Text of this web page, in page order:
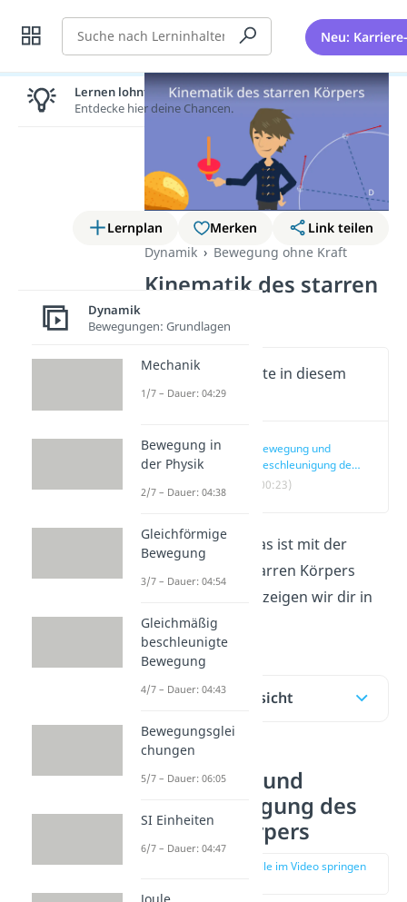
Suche Neu:
Lernplan Merken
Link teilen
Dynamik
Bewegung ohne Kraft
Kinematik des starren
Wichtige Inhalte in diesem
Video
Bewegung und
Beschleunigung des
starren Körpers
(00:23)
Du fragst dich was ist mit der
Kinematik des starren Körpers
gemeint ist? Das zeigen wir dir in
diesem Beitrag.
Inhaltsübersicht
Bewegung und
Beschleunigung des
starren Körpers
zur Stelle im Video springen
Lernen lohnt sich!
Entdecke hier deine Chancen.
Dynamik
Bewegungen: Grundlagen
Mechanik
1/7 – Dauer: 04:29
Bewegung in
der Physik
2/7 – Dauer: 04:38
Gleichförmige
Bewegung
3/7 – Dauer: 04:54
Gleichmäßig
beschleunigte
Bewegung
4/7 – Dauer: 04:43
Bewegungsglei
chungen
5/7 – Dauer: 06:05
SI Einheiten
6/7 – Dauer: 04:47